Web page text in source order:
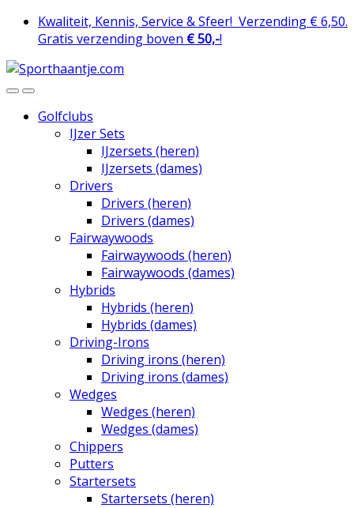
Skip
Skip Kwaliteit, Kennis, Service & Sfeer! Verzending € 6,50.
Gratis verzending boven € 50,-!
Golfclubs
IJzer Sets
IJzersets (heren)
IJzersets (dames)
Drivers
Drivers (heren)
Drivers (dames)
Fairwaywoods
Fairwaywoods (heren)
Fairwaywoods (dames)
Hybrids
Hybrids (heren)
Hybrids (dames)
Driving-Irons
Driving irons (heren)
Driving irons (dames)
Wedges
Wedges (heren)
Wedges (dames)
Chippers
Putters
Startersets
Startersets (heren)